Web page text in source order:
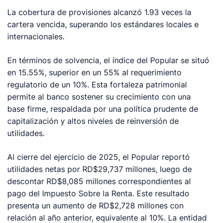
La cobertura de provisiones alcanzó 1.93 veces la
cartera vencida, superando los estándares locales e
internacionales.
En términos de solvencia, el índice del Popular se situó
en 15.55%, superior en un 55% al requerimiento
regulatorio de un 10%. Esta fortaleza patrimonial
permite al banco sostener su crecimiento con una
base firme, respaldada por una política prudente de
capitalización y altos niveles de reinversión de
utilidades.
Al cierre del ejercicio de 2025, el Popular reportó
utilidades netas por RD$29,737 millones, luego de
descontar RD$8,085 millones correspondientes al
pago del Impuesto Sobre la Renta. Este resultado
presenta un aumento de RD$2,728 millones con
relación al año anterior, equivalente al 10%. La entidad